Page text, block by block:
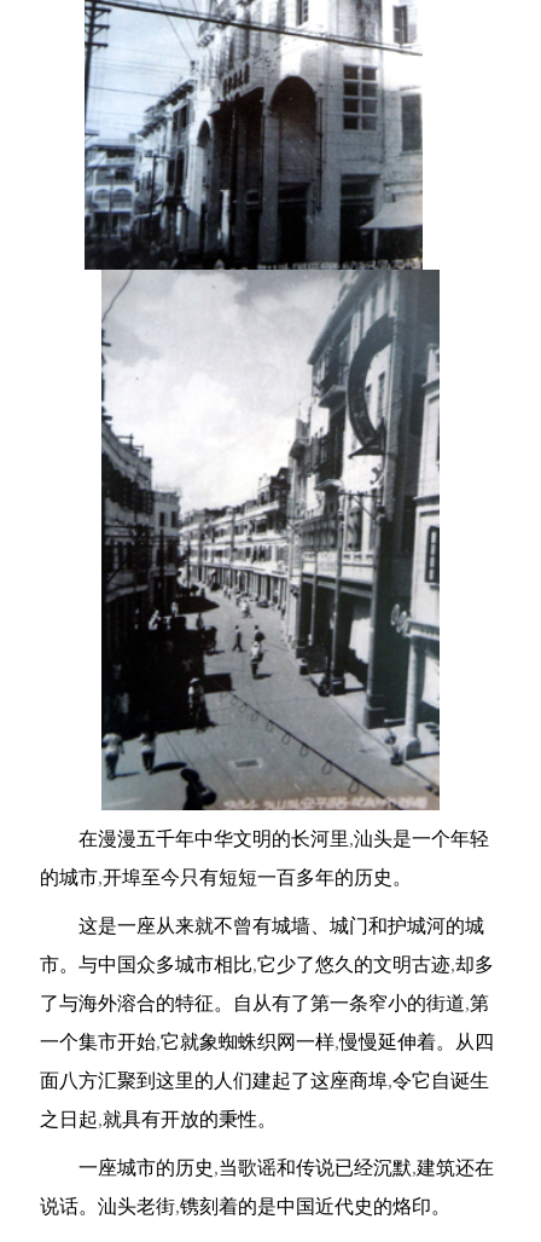
在漫漫五千年中华文明的长河里,汕头是一个年轻
的城市,开埠至今只有短短一百多年的历史。
这是一座从来就不曾有城墙、城门和护城河的城
市。与中国众多城市相比,它少了悠久的文明古迹,却多
了与海外溶合的特征。自从有了第一条窄小的街道,第
一个集市开始,它就象蜘蛛织网一样,慢慢延伸着。从四
面八方汇聚到这里的人们建起了这座商埠,令它自诞生
之日起,就具有开放的秉性。
一座城市的历史,当歌谣和传说已经沉默,建筑还在
说话。汕头老街,镌刻着的是中国近代史的烙印。